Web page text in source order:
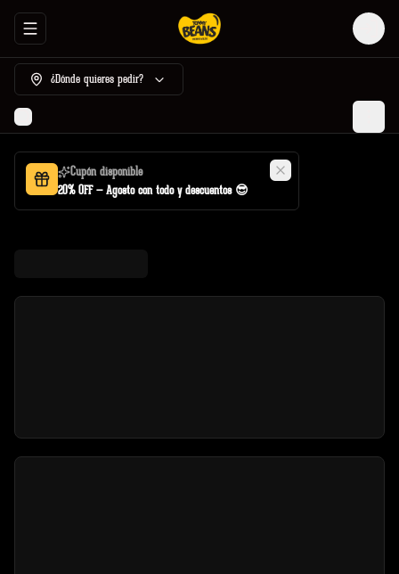
Abrir menu de navegación Login
¿Dónde quieres pedir?
Cupón disponible
20% OFF — Agosto con todo y descuentos 😎